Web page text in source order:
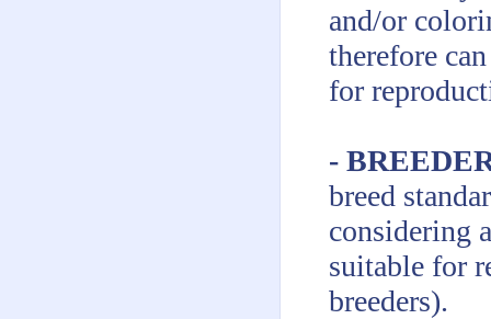
and/or
therefore
for
-
breed
considering
suitable for
breeders).